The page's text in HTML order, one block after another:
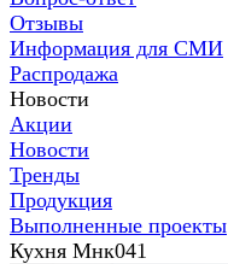
Отзывы
Информация для СМИ
Распродажа
Новости
Акции
Новости
Тренды
Продукция
Выполненные проекты
Кухня Мнк041